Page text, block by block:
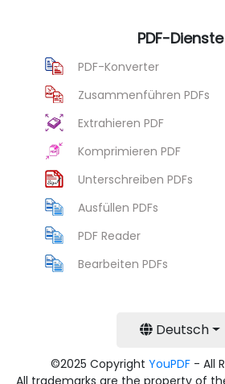
PDF-Dienste
PDF-Konverter
Zusammenführen PDFs
Extrahieren PDF
Komprimieren PDF
Unterschreiben PDFs
Ausfüllen PDFs
PDF Reader
Bearbeiten PDFs
Deutsch
©2025 Copyright YouPDF - All